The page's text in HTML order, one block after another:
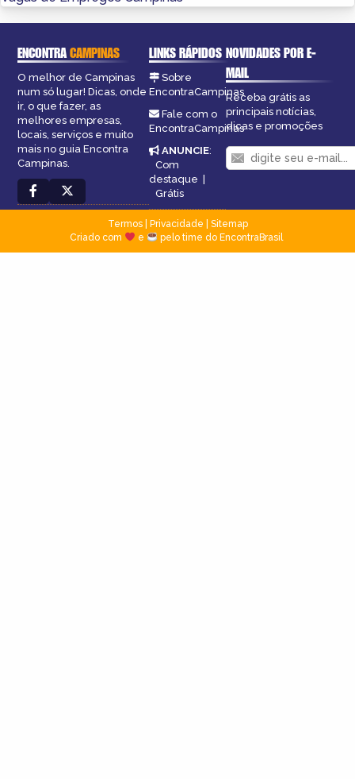
ENCONTRACAMPINAS
O melhor de Campinas
num só lugar! Dicas, onde
ir, o que fazer, as
melhores empresas,
locais, serviços e muito
mais no guia Encontra
Campinas.
LINKS RÁPIDOS
Sobre
EncontraCampinas
Fale com o
EncontraCampinas
ANUNCIE:
Com
destaque
Grátis
NOVIDADES POR E-
MAIL
Receba grátis as
principais notícias,
dicas e promoções
Termos| Privacidade
Sitemap
Criado com
e pelo time do EncontraBrasil